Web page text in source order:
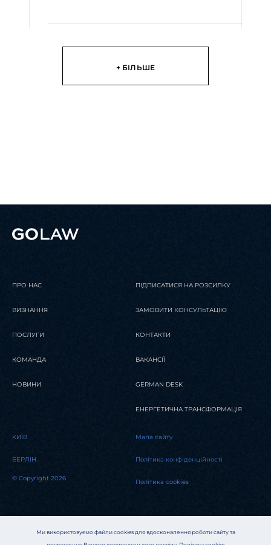
+ БІЛЬШЕ
Ми використовуємо файли cookies для вдосконалення роботи сайту та
ПРО НАС
ВИЗНАННЯ
ПОСЛУГИ
КОМАНДА
НОВИНИ
ПІДПИСАТИСЯ НА РОЗСИЛКУ
ЗАМОВИТИ КОНСУЛЬТАЦІЮ
КОНТАКТИ
ВАКАНСІЇ
GERMAN DESK
ЕНЕРГЕТИЧНА ТРАНСФОРМАЦІЯ
KИЇВ
БЕРЛІН
© Copyright 2026
Мапа сайту
Політика конфіденційності
Політика cookies